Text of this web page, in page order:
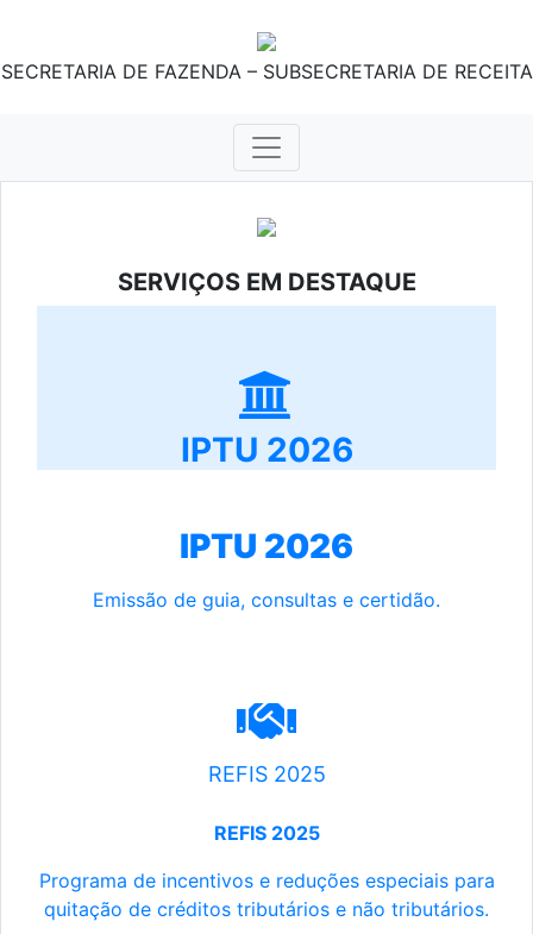
SECRETARIA DE FAZENDA – SUBSECRETARIA DE RECEITA
SERVIÇOS EM DESTAQUE
IPTU 2026
IPTU 2026
Emissão de guia, consultas e certidão.
REFIS 2025
REFIS 2025
Programa de incentivos e reduções especiais para
quitação de créditos tributários e não tributários.